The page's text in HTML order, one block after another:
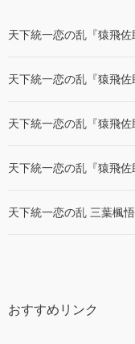
天下統一恋の乱『猿飛
天下統一恋の乱『猿飛
天下統一恋の乱『猿飛
天下統一恋の乱『猿飛
天下統一恋の乱 三葉楓
おすすめリンク